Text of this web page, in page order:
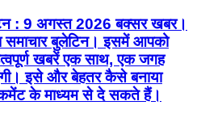
: 9 अगस्त 2026 बक्सर खबर।
बुलेटिन। इसमें आपको
खबरें एक साथ, एक जगह
इसे और बेहतर कैसे बनाया
के माध्यम से दे सकते हैं।